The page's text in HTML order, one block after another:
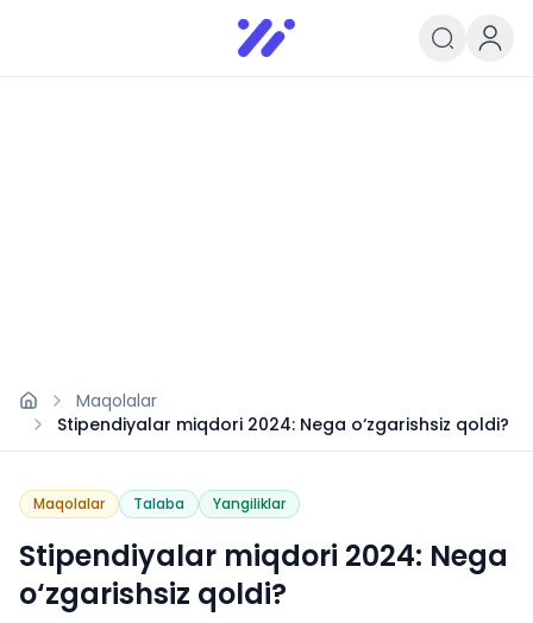
Infoedu
Ta&#039;lim xabarlari va
Maqolalar
Stipendiyalar miqdori 2024: Nega o‘zgarishsiz qoldi?
Maqolalar Talaba Yangiliklar
Stipendiyalar miqdori 2024: Nega
o‘zgarishsiz qoldi?